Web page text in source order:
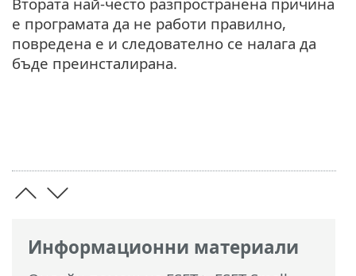
Информационни материали
е програмата да не работи правилно,
повредена е и следователно се налага да
бъде преинсталирана.